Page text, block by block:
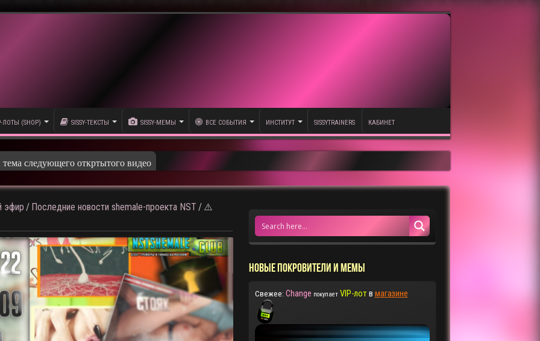
ЛОТЫ (SHOP) SISSY-ТЕКСТЫ SISSY-МЕМЫ ВСЕ СОБЫТИЯ ИНСТИТУТ SISSYTRAINERS КАБИНЕТ
эфир / Последние новости shemale-проекта NST / ⚠️
НОВЫЕ ПОКРОВИТЕЛИ И МЕМЫ
Свежее: Change покупает VIP-лотв магазине